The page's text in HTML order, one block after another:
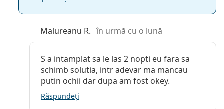
Malureanu R. în urmă cu o lună
S a intamplat sa le las 2 nopti eu fara sa
schimb solutia, intr adevar ma mancau
putin ochii dar dupa am fost okey.
Răspundeți